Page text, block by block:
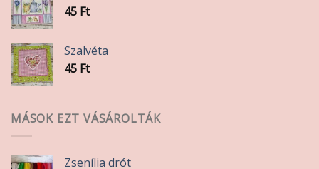
45 Ft
Szalvéta
45 Ft
MÁSOK EZT VÁSÁROLTÁK
Zsenília drót